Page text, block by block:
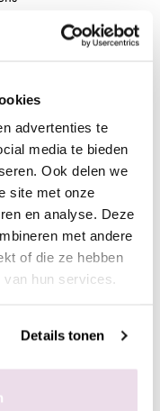
advertenties te
media te bieden
Ook delen we
site met onze
en analyse. Deze
met andere
of die ze hebben
hun services.
Details tonen
hoeveelheid gel van
2 min in de UV lamp
deze uit,
uit, 60 sec in de
hoeveelheid gel van